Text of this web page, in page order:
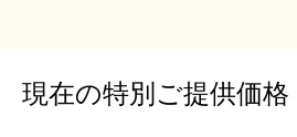
現在の特別ご提供価